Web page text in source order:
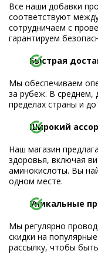
Все наши добавки
соответствуют
сотрудничаем с
гарантируем
Быстрая
Мы обеспечиваем
за рубеж. В среднем,
пределах страны и
Широкий
Наш магазин
здоровья, включая
аминокислоты. Вы
одном месте.
Уникальные
Мы регулярно
скидки на
рассылку, чтобы